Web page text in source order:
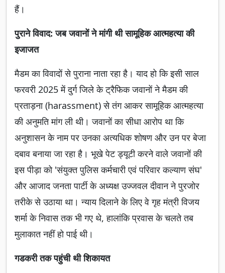
हैं।
पुराने विवाद: जब जवानों ने मांगी थी सामूहिक आत्महत्या की
इजाजत
मैडम का विवादों से पुराना नाता रहा है। याद हो कि इसी साल
फरवरी 2025 में दुर्ग जिले के ट्रैफिक जवानों ने मैडम की
प्रताड़ना (harassment) से तंग आकर सामूहिक आत्महत्या
की अनुमति मांग ली थी। जवानों का सीधा आरोप था कि
अनुशासन के नाम पर उनका अत्यधिक शोषण और उन पर बेजा
दबाव बनाया जा रहा है। भूखे पेट ड्यूटी करने वाले जवानों की
इस पीड़ा को 'संयुक्त पुलिस कर्मचारी एवं परिवार कल्याण संघ'
और आजाद जनता पार्टी के अध्यक्ष उज्जवल दीवान ने पुरजोर
तरीके से उठाया था। न्याय दिलाने के लिए वे गृह मंत्री विजय
शर्मा के निवास तक भी गए थे, हालांकि प्रवास के चलते तब
मुलाकात नहीं हो पाई थी।
गडकरी तक पहुंची थी शिकायत